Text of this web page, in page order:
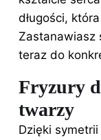
długości,
Zastanawiasz
teraz do
Fryzury
twarzy
Dzięki